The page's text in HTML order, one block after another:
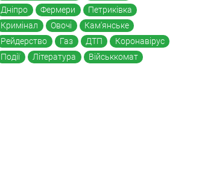
Дніпро
Фермери
Петриківка
Кримінал
Овочі
Кам'янське
Рейдерство
Газ ДТП
Коронавірус
Події
Література Військкомат